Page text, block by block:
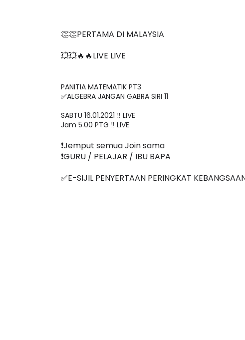
👏👏PERTAMA DI MALAYSIA
💥💥🔥🔥LIVE LIVE
PANITIA MATEMATIK PT3
✅ALGEBRA JANGAN GABRA SIRI 11
SABTU 16.01.2021 ‼️ LIVE
Jam 5.00 PTG ‼️ LIVE
❗️Jemput semua Join sama
❗️GURU / PELAJAR / IBU BAPA
✅E-SIJIL PENYERTAAN PERINGKAT